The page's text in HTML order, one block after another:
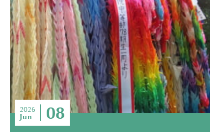
2026
Jun 08